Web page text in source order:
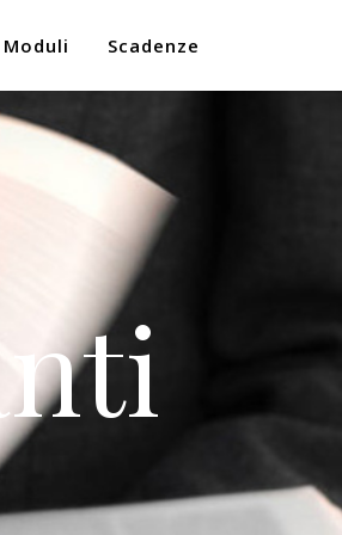
Moduli Scadenze